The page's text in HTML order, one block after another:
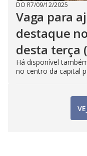
DO R7/09/12/2025
Vaga para
destaque
desta terça
Há disponível
no centro da capital